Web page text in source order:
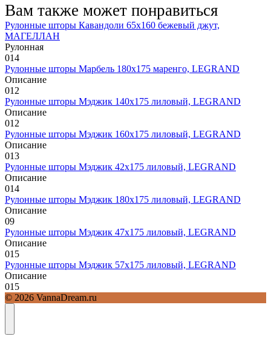
Вам также может понравиться
Рулонные шторы Кавандоли 65х160 бежевый джут,
МАГЕЛЛАН
Рулонная
014
Рулонные шторы Марбель 180х175 маренго, LEGRAND
Описание
012
Рулонные шторы Мэджик 140х175 лиловый, LEGRAND
Описание
012
Рулонные шторы Мэджик 160х175 лиловый, LEGRAND
Описание
013
Рулонные шторы Мэджик 42х175 лиловый, LEGRAND
Описание
014
Рулонные шторы Мэджик 180х175 лиловый, LEGRAND
Описание
09
Рулонные шторы Мэджик 47х175 лиловый, LEGRAND
Описание
015
Рулонные шторы Мэджик 57х175 лиловый, LEGRAND
Описание
015
© 2026 VannaDream.ru